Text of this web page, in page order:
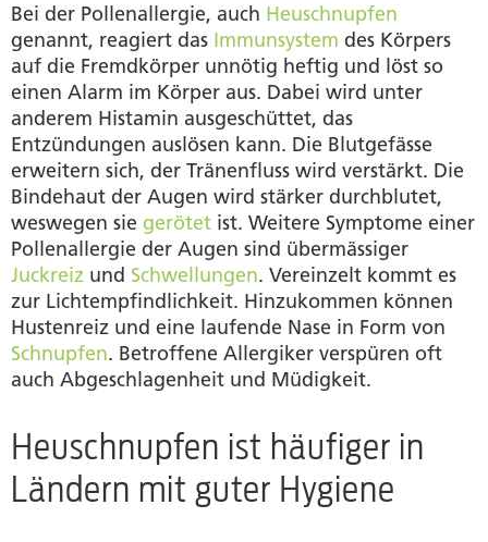
Produkte
Autor
Bei der Pollenallergie, auch Heuschnupfen
genannt, reagiert das Immunsystem des Körpers
auf die Fremdkörper unnötig heftig und löst so
einen Alarm im Körper aus. Dabei wird unter
anderem Histamin ausgeschüttet, das
Entzündungen auslösen kann. Die Blutgefässe
erweitern sich, der Tränenfluss wird verstärkt. Die
Bindehaut der Augen wird stärker durchblutet,
weswegen sie gerötet ist. Weitere Symptome einer
Pollenallergie der Augen sind übermässiger
Juckreiz und Schwellungen. Vereinzelt kommt es
zur Lichtempfindlichkeit. Hinzukommen können
Hustenreiz und eine laufende Nase in Form von
Schnupfen. Betroffene Allergiker verspüren oft
auch Abgeschlagenheit und Müdigkeit.
Heuschnupfen ist häufiger in
Ländern mit guter Hygiene